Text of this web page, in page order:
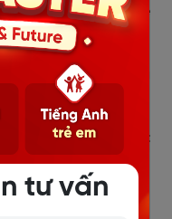
will ever hold the
có thể gắn kết cả
is the purest
nhất.)
tư vấn